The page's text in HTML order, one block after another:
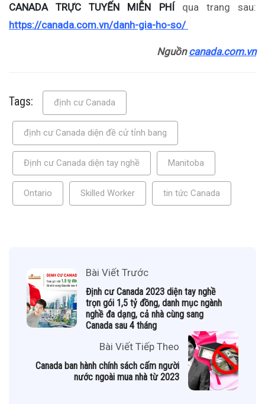
CANADA TRỰC TUYẾN MIỄN PHÍ qua trang sau:
https://canada.com.vn/danh-gia-ho-so/
Nguồncanada.com.vn
Tags: định cư Canada
định cư Canada diện đề cử tỉnh bang
Định cư Canada diện tay nghề Manitoba
Ontario Skilled Worker tin tức Canada
Bài Viết Trước
Định cư Canada 2023 diện tay nghề
trọn gói 1,5 tỷ đồng, danh mục ngành
nghề đa dạng, cả nhà cùng sang
Canada sau 4 tháng
Bài Viết Tiếp Theo
Canada ban hành chính sách cấm người
nước ngoài mua nhà từ 2023